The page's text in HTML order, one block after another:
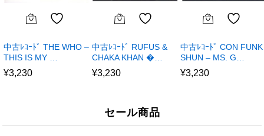
中古ﾚｺｰﾄﾞ THE WHO –
THIS IS MY …
¥3,230
中古ﾚｺｰﾄﾞ RUFUS &
CHAKA KHAN �…
¥3,230
中古ﾚｺｰﾄﾞ CON FUNK
SHUN – MS. G…
¥3,230
セール商品